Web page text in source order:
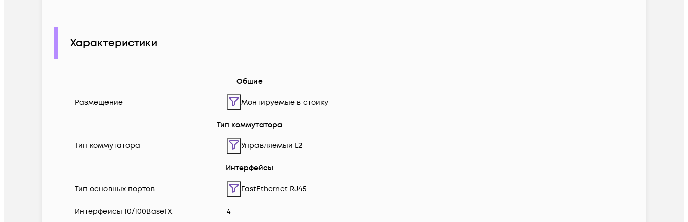
Характеристики
Общие
Размещение Монтируемые в стойку
Тип коммутатора
Тип коммутатора Управляемый L2
Интерфейсы
Тип основных портов FastEthernet RJ45
Интерфейсы 10/100BaseTX 4